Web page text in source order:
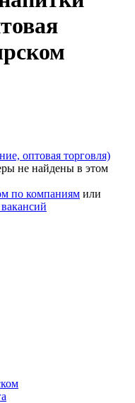
оптовая торговля)
не найдены в этом
по компаниям или